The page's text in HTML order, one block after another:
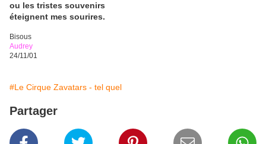
ou les tristes souvenirs
éteignent mes sourires.
Bisous
Audrey
24/11/01
#Le Cirque Zavatars - tel quel
Partager